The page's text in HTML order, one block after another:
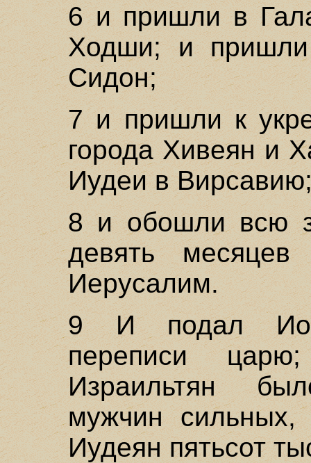
6 и пришли в
Ходши; и
Сидон;
7 и пришли к
города Хивеян и
Иудеи в
8 и обошли всю
девять
Иерусалим.
9 И подал
переписи
Израильтян
мужчин
Иудеян пятьсот